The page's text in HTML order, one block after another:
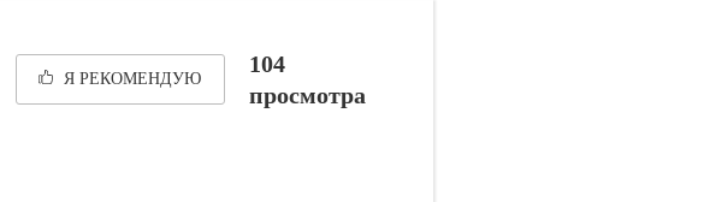
Я РЕКОМЕНДУЮ
104
просмотра